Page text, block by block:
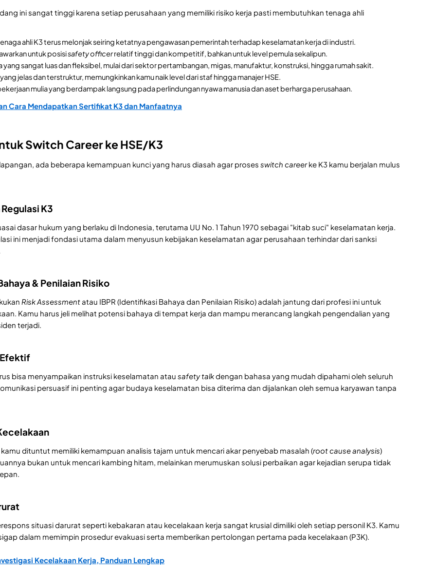
ini sangat tinggi karena setiap perusahaan yang memiliki risiko kerja pasti membutuhkan tenaga ahli
ahli K3 terus melonjak seiring ketatnya pengawasan pemerintah terhadap keselamatan kerja di industri.
untuk posisisafety officerrelatif tinggi dan kompetitif, bahkan untuk level pemula sekalipun.
yang sangat luas dan fleksibel, mulai dari sektor pertambangan, migas, manufaktur, konstruksi, hingga rumah sakit.
jelas dan terstruktur, memungkinkan kamu naik level dari staf hingga manajer HSE.
mulia yang berdampak langsung pada perlindungan nyawa manusia dan aset berharga perusahaan.
Cara Mendapatkan Sertifikat K3 dan Manfaatnya
Switch Career ke HSE/K3
ada beberapa kemampuan kunci yang harus diasah agar proses switch careerke K3 kamu berjalan mulus
K3
dasar hukum yang berlaku di Indonesia, terutama UU No. 1 Tahun 1970 sebagai "kitab suci" keselamatan kerja.
ini menjadi fondasi utama dalam menyusun kebijakan keselamatan agar perusahaan terhindar dari sanksi
& Penilaian Risiko
Risk Assessmentatau IBPR (Identifikasi Bahaya dan Penilaian Risiko) adalah jantung dari profesi ini untuk
Kamu harus jeli melihat potensi bahaya di tempat kerja dan mampu merancang langkah pengendalian yang
terjadi.
bisa menyampaikan instruksi keselamatan atau safety talkdengan bahasa yang mudah dipahami oleh seluruh
persuasif ini penting agar budaya keselamatan bisa diterima dan dijalankan oleh semua karyawan tanpa
kamu dituntut memiliki kemampuan analisis tajam untuk mencari akar penyebab masalah (root cause analysis)
bukan untuk mencari kambing hitam, melainkan merumuskan solusi perbaikan agar kejadian serupa tidak
situasi darurat seperti kebakaran atau kecelakaan kerja sangat krusial dimiliki oleh setiap personil K3. Kamu
dalam memimpin prosedur evakuasi serta memberikan pertolongan pertama pada kecelakaan (P3K).
Kecelakaan Kerja, Panduan Lengkap